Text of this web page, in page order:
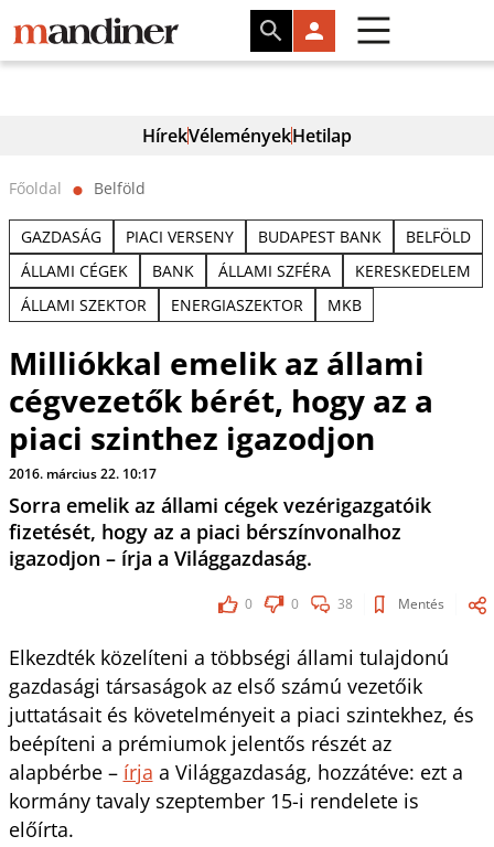
HírekVéleményekHetilap
Főoldal ⬤ Belföld
GAZDASÁG PIACI VERSENY BUDAPEST BANK
BELFÖLD
ÁLLAMI CÉGEK
BANK ÁLLAMI SZFÉRA
KERESKEDELEM
ÁLLAMI SZEKTOR
ENERGIASZEKTOR MKB
Milliókkal emelik az állami
cégvezetők bérét, hogy az a
piaci szinthez igazodjon
2016. március 22. 10:17
Sorra emelik az állami cégek vezérigazgatóik
fizetését, hogy az a piaci bérszínvonalhoz
igazodjon – írja a Világgazdaság.
0 0 38 Mentés
Elkezdték közelíteni a többségi állami tulajdonú
gazdasági társaságok az első számú vezetőik
juttatásait és követelményeit a piaci szintekhez, és
beépíteni a prémiumok jelentős részét az
alapbérbe – írja a Világgazdaság, hozzátéve: ezt a
kormány tavaly szeptember 15-i rendelete is
előírta.